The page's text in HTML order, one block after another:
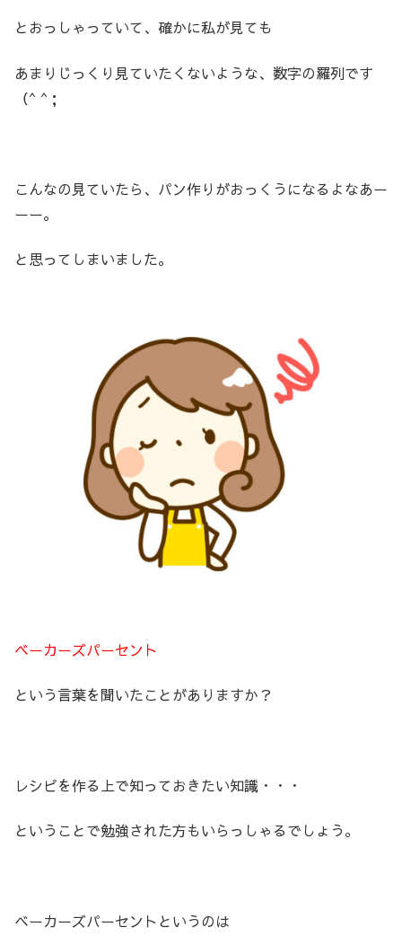
とおっしゃっていて、確かに私が見ても
あまりじっくり見ていたくないような、数字の羅列です
（^ ^；
こんなの見ていたら、パン作りがおっくうになるよなあー
ーー。
と思ってしまいました。
ベーカーズパーセント
という言葉を聞いたことがありますか？
レシピを作る上で知っておきたい知識・・・
ということで勉強された方もいらっしゃるでしょう。
ベーカーズパーセントというのは